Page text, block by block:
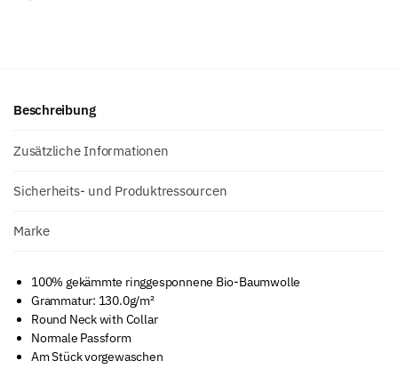
Beschreibung
Zusätzliche Informationen
Sicherheits- und Produktressourcen
Marke
100% gekämmte ringgesponnene Bio-Baumwolle
Grammatur: 130.0g/m²
Round Neck with Collar
Normale Passform
Am Stück vorgewaschen